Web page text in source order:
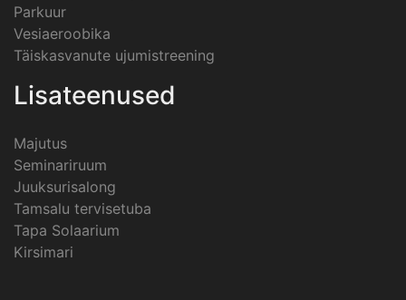
Parkuur
Vesiaeroobika
Täiskasvanute ujumistreening
Lisateenused
Majutus
Seminariruum
Juuksurisalong
Tamsalu tervisetuba
Tapa Solaarium
Kirsimari